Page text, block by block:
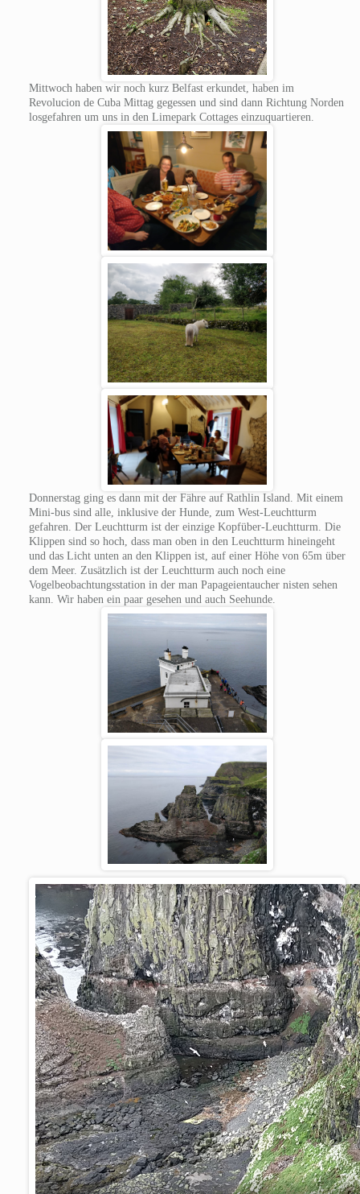
Mittwoch haben wir noch kurz Belfast erkundet, haben im
Revolucion de Cuba Mittag gegessen und sind dann Richtung Norden
losgefahren um uns in den Limepark Cottages einzuquartieren.
Donnerstag ging es dann mit der Fähre auf Rathlin Island. Mit einem
Mini-bus sind alle, inklusive der Hunde, zum West-Leuchtturm
gefahren. Der Leuchtturm ist der einzige Kopfüber-Leuchtturm. Die
Klippen sind so hoch, dass man oben in den Leuchtturm hineingeht
und das Licht unten an den Klippen ist, auf einer Höhe von 65m über
dem Meer. Zusätzlich ist der Leuchtturm auch noch eine
Vogelbeobachtungsstation in der man Papageientaucher nisten sehen
kann. Wir haben ein paar gesehen und auch Seehunde.